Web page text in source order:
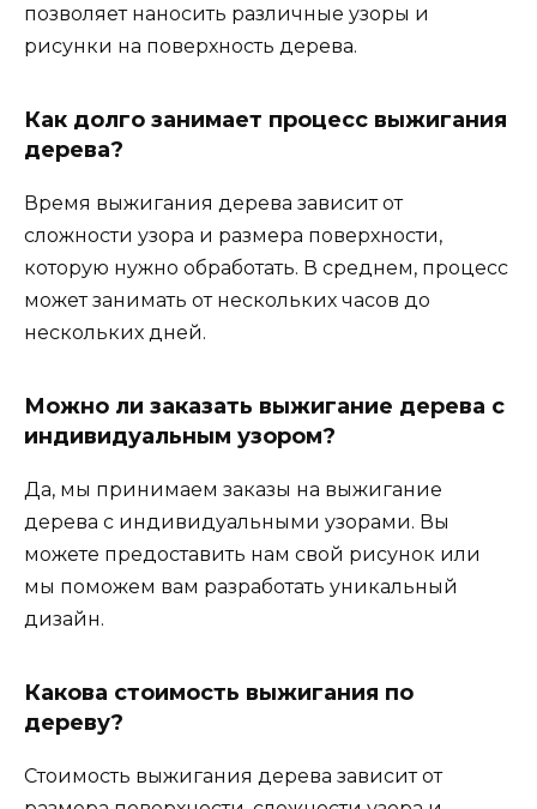
позволяет наносить различные узоры и
рисунки на поверхность дерева.
Как долго занимает процесс выжигания
дерева?
Время выжигания дерева зависит от
сложности узора и размера поверхности,
которую нужно обработать. В среднем, процесс
может занимать от нескольких часов до
нескольких дней.
Можно ли заказать выжигание дерева с
индивидуальным узором?
Да, мы принимаем заказы на выжигание
дерева с индивидуальными узорами. Вы
можете предоставить нам свой рисунок или
мы поможем вам разработать уникальный
дизайн.
Какова стоимость выжигания по
дереву?
Стоимость выжигания дерева зависит от